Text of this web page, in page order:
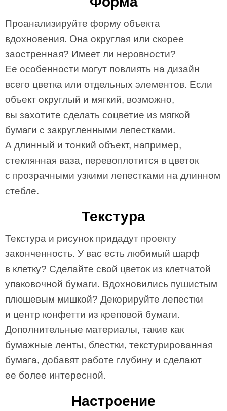
Проанализируйте форму объекта
вдохновения. Она округлая или скорее
заостренная? Имеет ли неровности?
Ее особенности могут повлиять на дизайн
всего цветка или отдельных элементов. Если
объект округлый и мягкий, возможно,
вы захотите сделать соцветие из мягкой
бумаги с закругленными лепестками.
А длинный и тонкий объект, например,
стеклянная ваза, перевоплотится в цветок
с прозрачными узкими лепестками на длинном
стебле.
Текстура
Текстура и рисунок придадут проекту
законченность. У вас есть любимый шарф
в клетку? Сделайте свой цветок из клетчатой
упаковочной бумаги. Вдохновились пушистым
плюшевым мишкой? Декорируйте лепестки
и центр конфетти из креповой бумаги.
Дополнительные материалы, такие как
бумажные ленты, блестки, текстурированная
бумага, добавят работе глубину и сделают
ее более интересной.
Настроение